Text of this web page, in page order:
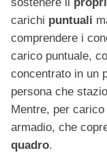
sostenere il
carichi puntuali
comprendere i
carico puntuale,
concentrato in un
persona che
Mentre, per
armadio, che
quadro.